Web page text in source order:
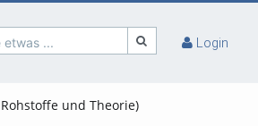
etwas ... Login
und Theorie)